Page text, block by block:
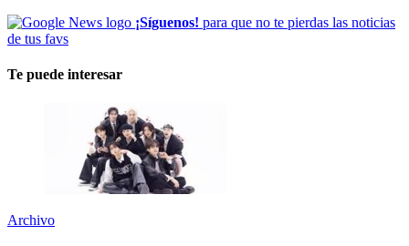
¡Síguenos! para que no te pierdas las noticias
de tus favs
Te puede interesar
Archivo